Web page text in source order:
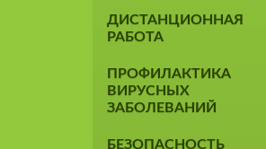
ДИСТАНЦИОННАЯ
РАБОТА
ПРОФИЛАКТИКА
ВИРУСНЫХ
ЗАБОЛЕВАНИЙ
БЕЗОПАСНОСТЬ